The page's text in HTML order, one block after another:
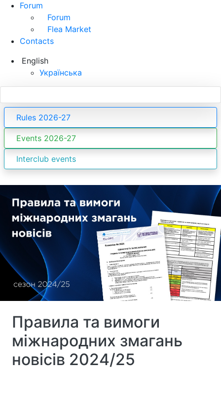
Forum
Forum
Flea Market
Contacts
English
Українська
Rules 2026-27
Events 2026-27
Interclub events
Правила та вимоги
міжнародних змагань
новісів 2024/25